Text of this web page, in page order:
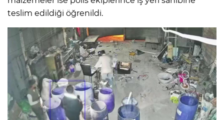
teslim edildiği öğrenildi.